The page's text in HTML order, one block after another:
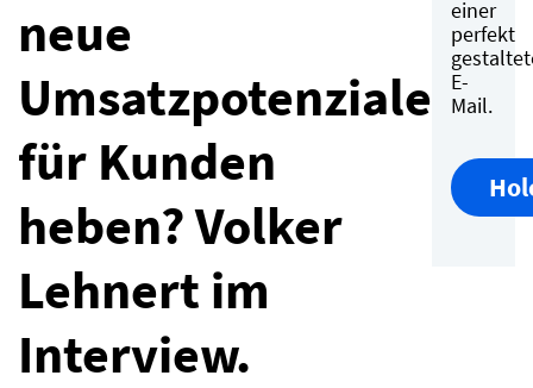
neue
Umsatzpotenziale
für Kunden
heben? Volker
Lehnert im
Interview.
einer
perfekt
E-
Mail.